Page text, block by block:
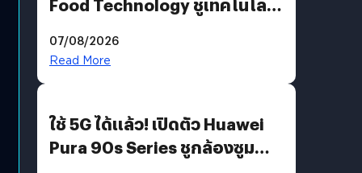
บริโภคและ B2B
07/08/2026
Read More
ใช้ 5G ได้แล้ว! เปิดตัว Huawei
Pura 90s Series ชูกล้องซูม